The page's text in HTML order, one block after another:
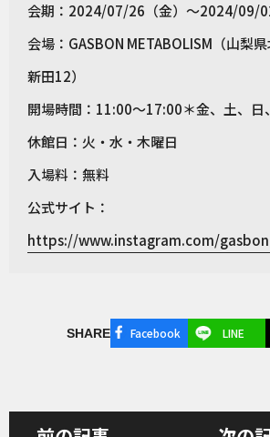
会期：2024/07/26（金）〜2024/09/
会場：GASBON METABOLISM（山梨
新田12）
開場時間：11:00〜17:00＊金、土、日
休館日：火・水・木曜日
入場料：無料
公式サイト：
https://www.instagram.com/
SHARE Facebook LINE